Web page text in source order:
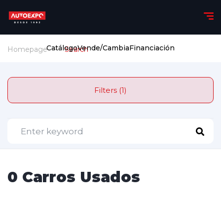
CatálogoVende/CambiaFinanciación
Homepage Search
Filters (1)
0 Carros Usados